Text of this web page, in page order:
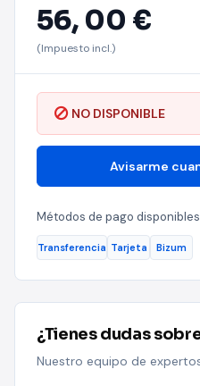
56, 00 €
(Impuesto incl.)
NO DISPONIBLE
Avisarme
Métodos de pago disponibles
Transferencia Tarjeta Bizum
¿Tienes dudas
Nuestro equipo de